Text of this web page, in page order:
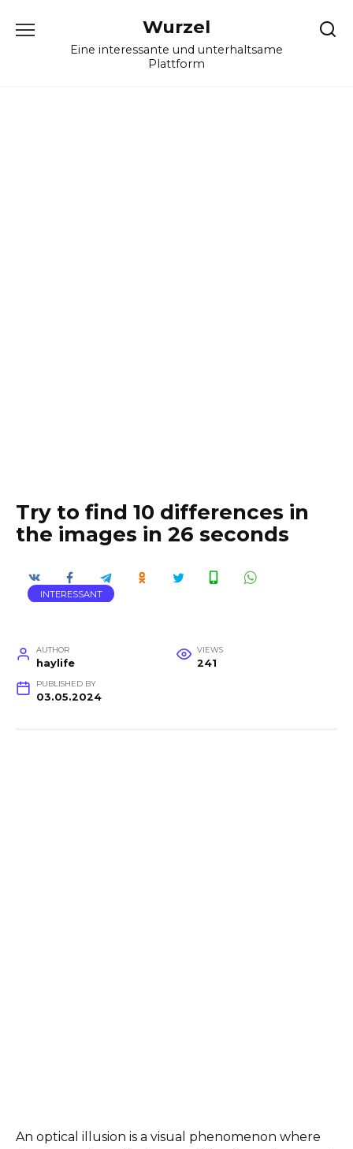
Wurzel
Eine interessante und unterhaltsame
Plattform
Try to find 10 differences in
the images in 26 seconds
INTERESSANT
AUTHOR
haylife
VIEWS
241
PUBLISHED BY
03.05.2024
An optical illusion is a visual phenomenon where